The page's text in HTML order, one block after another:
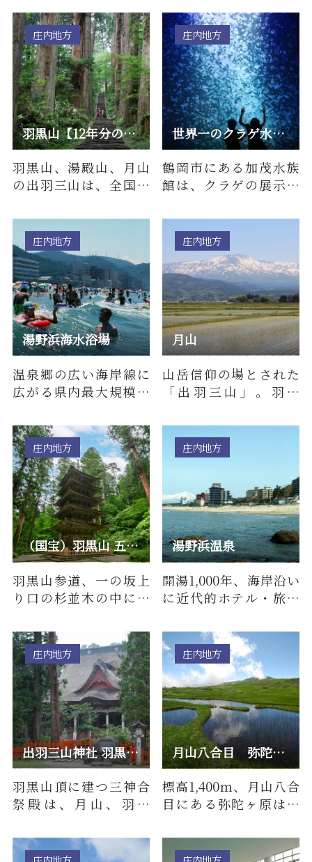
羽黒山【12年分のご利益！令和8年「羽黒山午年御縁年」】
庄内地方
羽黒山、湯殿山、月山
の出羽三山は、全国有
られています。その中で
羽黒山…
世界一のクラゲ水族館！東北エプソンアクアリウムかもすい
庄内地方
鶴岡市にある加茂水族
館は、クラゲの展示種
2026年4月にリニューア
ルオー…
湯野浜海水浴場
庄内地方
温泉郷の広い海岸線に
広がる県内最大規模の
いな浜辺、そして遠浅
の海には…
月山
庄内地方
山岳信仰の場とされた
「出羽三山」。羽黒
う3つの山の総称です。
羽黒山は…
（国宝）羽黒山 五重塔 【12年分のご利益！ 令和８年「羽黒山…
庄内地方
羽黒山参道、一の坂上
り口の杉並木の中にあ
古の塔といわれ、平将
門の創建…
湯野浜温泉
庄内地方
開湯1,000年、海岸沿い
に近代的ホテル・旅館
ト。目の前に広がる約1
ｋｍの…
出羽三山神社 羽黒山三神合祭殿 【令和8年 羽黒山午年御縁年】
庄内地方
羽黒山頂に建つ三神合
祭殿は、月山、羽黒
っています。月山は死後
の安楽を…
月山八合目 弥陀ヶ原
庄内地方
標高1,400ｍ、月山八合
目にある弥陀ヶ原は、
賞できる人気のスポッ
ト。ニ…